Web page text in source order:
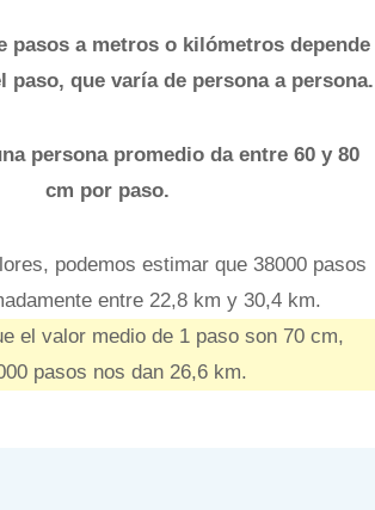
pasos a metros o kilómetros depende
paso, que varía de persona a persona.
persona promedio da entre 60 y 80
cm por paso.
podemos estimar que 38000 pasos
entre 22,8 km y 30,4 km.
el valor medio de 1 paso son 70 cm,
pasos nos dan 26,6 km.